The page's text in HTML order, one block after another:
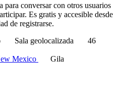
para conversar con otros usuarios
Es gratis y accesible desde
de registrarse.
Sala geolocalizada
46
Mexico Gila